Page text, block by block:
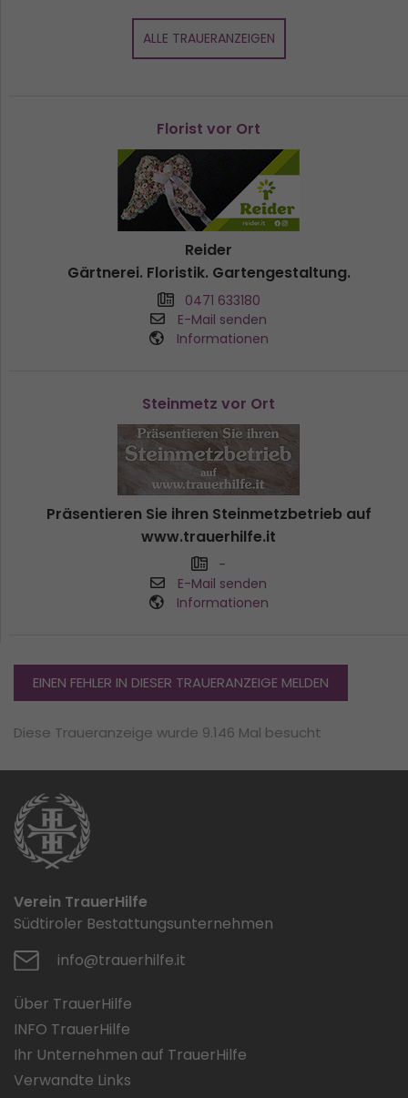
ALLE TRAUERANZEIGEN
Florist vor Ort
Reider
Gärtnerei. Floristik. Gartengestaltung.
0471 633180
E-Mail senden
Informationen
Steinmetz vor Ort
Präsentieren Sie ihren Steinmetzbetrieb auf
www.trauerhilfe.it
-
E-Mail senden
Informationen
EINEN FEHLER IN DIESER TRAUERANZEIGE MELDEN
Diese Traueranzeige wurde 9.146 Mal besucht
Verein TrauerHilfe
Südtiroler Bestattungsunternehmen
info@trauerhilfe.it
Über TrauerHilfe
INFO TrauerHilfe
Ihr Unternehmen auf TrauerHilfe
Verwandte Links